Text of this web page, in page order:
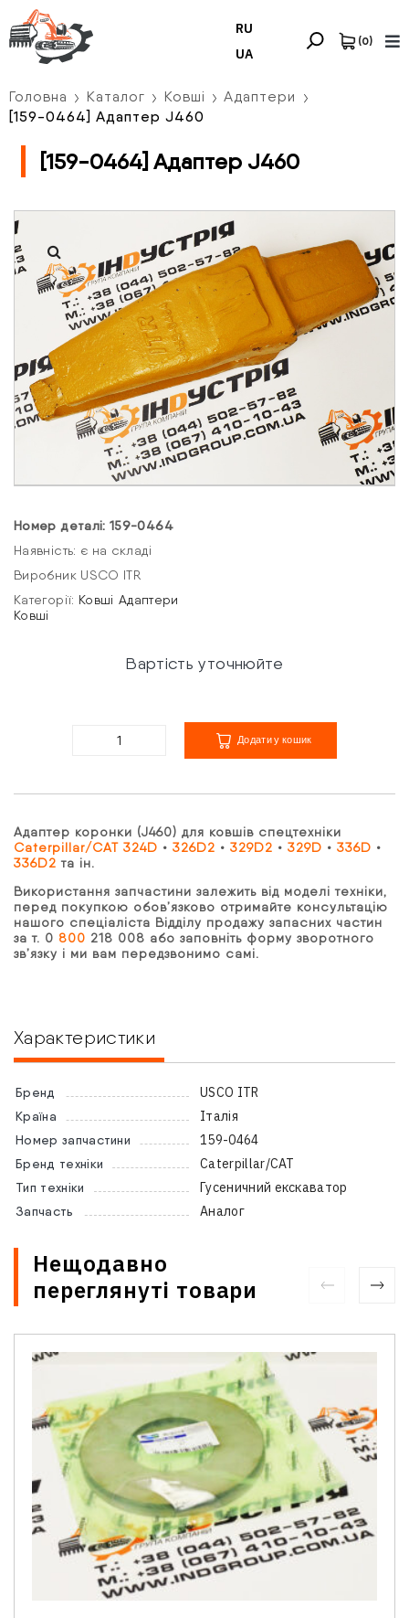
RU
UA
(0)
Головна Каталог Ковші
Адаптери
[159-0464] Адаптер J460
[159-0464] Адаптер J460
Номер деталі: 159-0464
Наявність: є на складі
Виробник USCO ITR
Категорії: Ковші Адаптери
Ковші
Вартість уточнюйте
Додати у кошик
Адаптер коронки (J460) для ковшів спецтехніки
Caterpillar/CAT 324D • 326D2 • 329D2 • 329D • 336D •
336D2 та ін.
Використання запчастини залежить від моделі техніки,
перед покупкою обов’язково отримайте консультацію
нашого спеціаліста Відділу продажу запасних частин
за т. 0 800 218 008 або заповніть форму зворотного
зв’язку і ми вам передзвонимо самі.
Характеристики
Бренд USCO ITR
Країна Італія
Номер запчастини 159-0464
Бренд техніки Caterpillar/CAT
Тип техніки Гусеничний екскаватор
Запчасть Аналог
Нещодавно
переглянуті товари
Зв'язатися з нами
Відділ продажу запасних частин
Ім'я